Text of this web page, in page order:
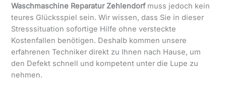
Waschmaschine Reparatur Zehlendorfmuss jedoch kein
teures Glücksspiel sein. Wir wissen, dass Sie in dieser
Stresssituation sofortige Hilfe ohne versteckte
Kostenfallen benötigen. Deshalb kommen unsere
erfahrenen Techniker direkt zu Ihnen nach Hause, um
den Defekt schnell und kompetent unter die Lupe zu
nehmen.